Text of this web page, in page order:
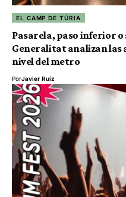
EL CAMP DE TÚRIA
Pasarela, paso inferior
Generalitat analizan las
nivel del metro
PorJavier Ruiz